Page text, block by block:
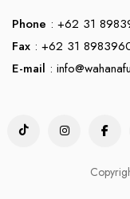
Phone : +62 31
Fax : +62 31
E-mail :